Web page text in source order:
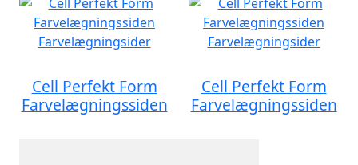
Cell Perfekt Form
Farvelægningssiden
Cell Perfekt Form
Farvelægningssiden